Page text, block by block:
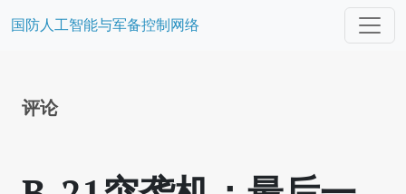
国防人工智能与军备控制网络
评论